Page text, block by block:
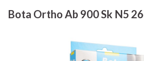
Bota Ortho Ab 900 Sk N5